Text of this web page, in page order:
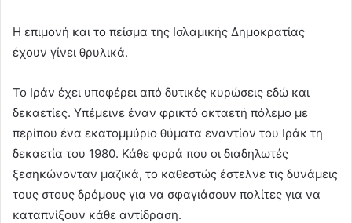
Η επιμονή και το πείσμα της Ισλαμικής Δημοκρατίας
έχουν γίνει θρυλικά.
Το Ιράν έχει υποφέρει από δυτικές κυρώσεις εδώ και
δεκαετίες. Υπέμεινε έναν φρικτό οκταετή πόλεμο με
περίπου ένα εκατομμύριο θύματα εναντίον του Ιράκ τη
δεκαετία του 1980. Κάθε φορά που οι διαδηλωτές
ξεσηκώνονταν μαζικά, το καθεστώς έστελνε τις δυνάμεις
τους στους δρόμους για να σφαγιάσουν πολίτες για να
καταπνίξουν κάθε αντίδραση.